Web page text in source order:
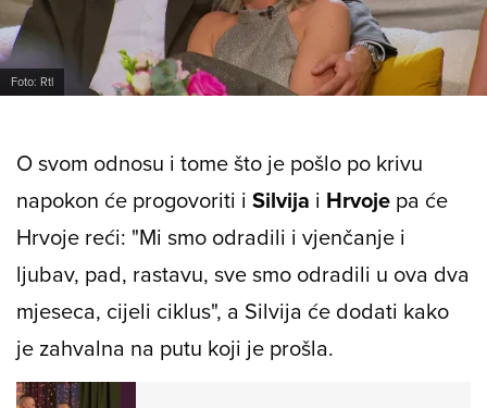
Foto: Rtl
O svom odnosu i tome što je pošlo po krivu
napokon će progovoriti i Silvija i Hrvoje pa će
Hrvoje reći: "Mi smo odradili i vjenčanje i
ljubav, pad, rastavu, sve smo odradili u ova dva
mjeseca, cijeli ciklus", a Silvija će dodati kako
je zahvalna na putu koji je prošla.